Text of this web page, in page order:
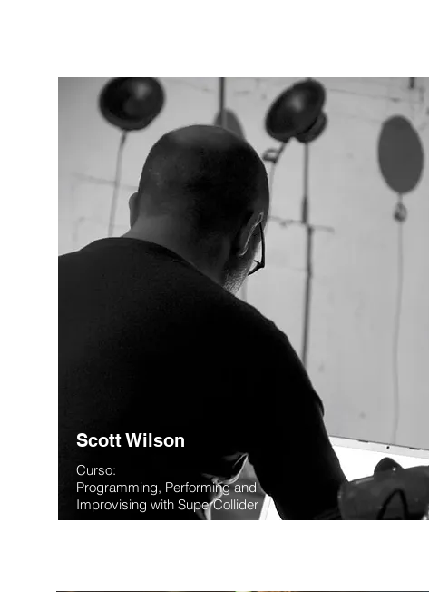
Scott Wilson
Curso:
Programming, Performing and
Improvising with SuperCollider